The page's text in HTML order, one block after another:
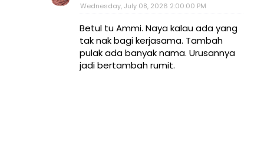
Wednesday, July 08, 2026 2:00:00 PM
Betul tu Ammi. Naya kalau ada yang
tak nak bagi kerjasama. Tambah
pulak ada banyak nama. Urusannya
jadi bertambah rumit.